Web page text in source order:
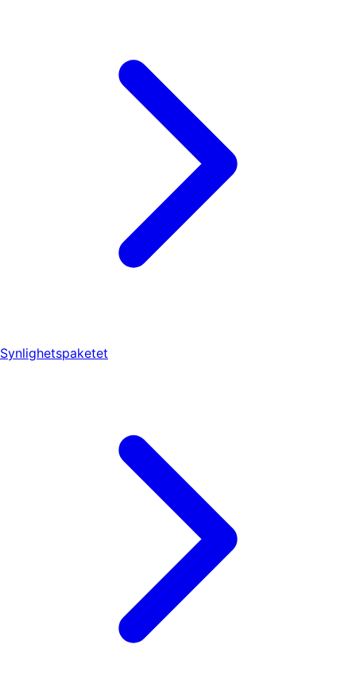
Synlighetspaketet